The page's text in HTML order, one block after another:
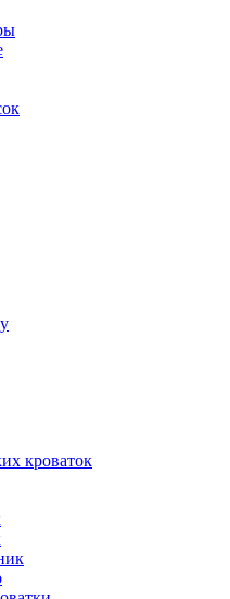
кроваток